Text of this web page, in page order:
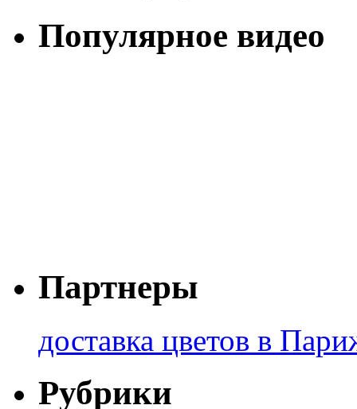
Популярное видео
Партнеры
доставка цветов в
Рубрики